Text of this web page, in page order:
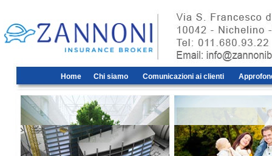
Home Chi siamo Comunicazioni ai clienti